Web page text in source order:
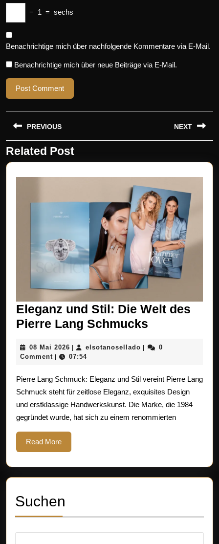
− 1 = sechs
Benachrichtige mich über nachfolgende Kommentare via E-Mail.
Benachrichtige mich über neue Beiträge via E-Mail.
Beitragsnavigation
PREVIOUS
Previous
post:
NEXT
post:
Related Post
Eleganz und Stil: Die Welt des
Pierre Lang Schmucks
Stil:
Welt
des
Pierre
08 Mai 2026 08
Mai
| elsotanosellado elsotanosellado
|
0
Comment | 07:54
Pierre Lang Schmuck: Eleganz und Stil vereint Pierre Lang
Schmuck steht für zeitlose Eleganz, exquisites Design
und erstklassige Handwerkskunst. Die Marke, die 1984
gegründet wurde, hat sich zu einem renommierten
Read MoreRead
More
Suchen